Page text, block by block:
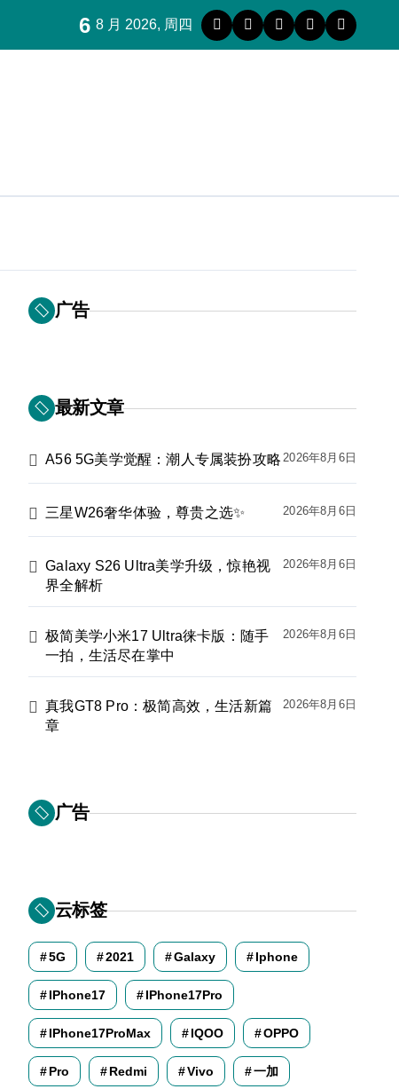
6 8 月 2026, 周四
广告
最新文章
A56 5G美学觉醒：潮人专属装扮攻略 2026年8月6日
三星W26奢华体验，尊贵之选✨ 2026年8月6日
Galaxy S26 Ultra美学升级，惊艳视
界全解析
2026年8月6日
极简美学小米17 Ultra徕卡版：随手
一拍，生活尽在掌中
2026年8月6日
真我GT8 Pro：极简高效，生活新篇
章
2026年8月6日
广告
云标签
5G 2021 Galaxy Iphone
IPhone17 IPhone17Pro
IPhone17ProMax IQOO OPPO
Pro Redmi Vivo 一加